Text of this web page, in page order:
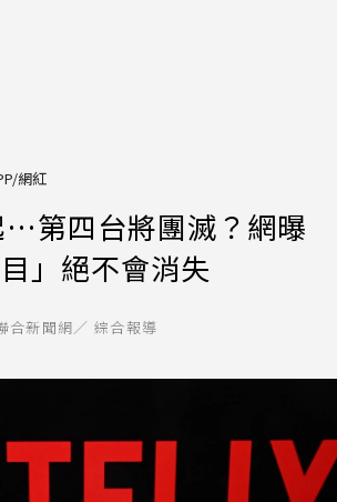
網紅
第四台將團滅？網曝
」絕不會消失
合新聞網／ 綜合報導